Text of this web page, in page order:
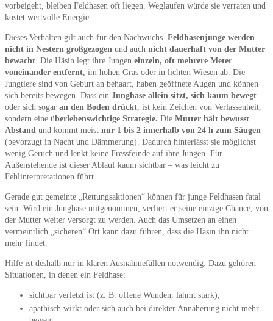
vorbeigeht, bleiben Feldhasen oft liegen. Weglaufen würde sie verraten und
kostet wertvolle Energie.
Dieses Verhalten gilt auch für den Nachwuchs. Feldhasenjunge werden
nicht in Nestern großgezogen und auch nicht dauerhaft von der Mutter
bewacht. Die Häsin legt ihre Jungen einzeln, oft mehrere Meter
voneinander entfernt, im hohen Gras oder in lichten Wiesen ab. Die
Jungtiere sind von Geburt an behaart, haben geöffnete Augen und können
sich bereits bewegen. Dass ein Junghase allein sitzt, sich kaum bewegt
oder sich sogar an den Boden drückt, ist kein Zeichen von Verlassenheit,
sondern eine überlebenswichtige Strategie. Die Mutter hält bewusst
Abstand und kommt meist nur 1 bis 2 innerhalb von 24 h zum Säugen
(bevorzugt in Nacht und Dämmerung). Dadurch hinterlässt sie möglichst
wenig Geruch und lenkt keine Fressfeinde auf ihre Jungen. Für
Außenstehende ist dieser Ablauf kaum sichtbar – was leicht zu
Fehlinterpretationen führt.
Gerade gut gemeinte „Rettungsaktionen“ können für junge Feldhasen fatal
sein. Wird ein Junghase mitgenommen, verliert er seine einzige Chance, von
der Mutter weiter versorgt zu werden. Auch das Umsetzen an einen
vermeintlich „sicheren“ Ort kann dazu führen, dass die Häsin ihn nicht
mehr findet.
Hilfe ist deshalb nur in klaren Ausnahmefällen notwendig. Dazu gehören
Situationen, in denen ein Feldhase:
sichtbar verletzt ist (z. B. offene Wunden, lahmt stark),
apathisch wirkt oder sich auch bei direkter Annäherung nicht mehr